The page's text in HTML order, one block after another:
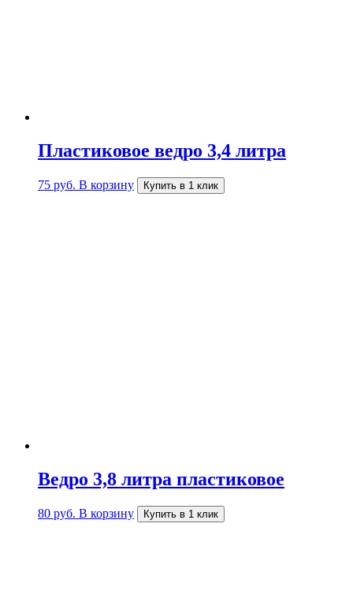
Пластиковое ведро 3,4 литра
75 руб. В корзину Купить в 1 клик
Ведро 3,8 литра пластиковое
80 руб. В корзину Купить в 1 клик